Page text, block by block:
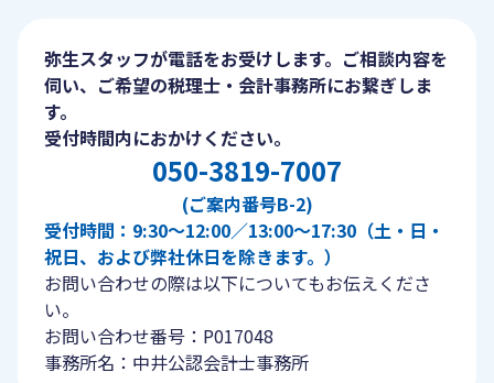
弥生スタッフが電話をお受けします。ご相談内容を
伺い、ご希望の税理士・会計事務所にお繋ぎしま
す。
受付時間内におかけください。
050-3819-7007
(ご案内番号B-2)
受付時間：9:30〜12:00／13:00〜17:30（土・日・
祝日、および弊社休日を除きます。）
お問い合わせの際は以下についてもお伝えくださ
い。
お問い合わせ番号：P017048
事務所名：中井公認会計士事務所